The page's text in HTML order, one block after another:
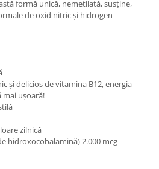
formă unică, nemetilată, susține,
de oxid nitric și hidrogen
și delicios de vitamina B12, energia
ușoară!
zilnică
hidroxocobalamină) 2.000 mcg